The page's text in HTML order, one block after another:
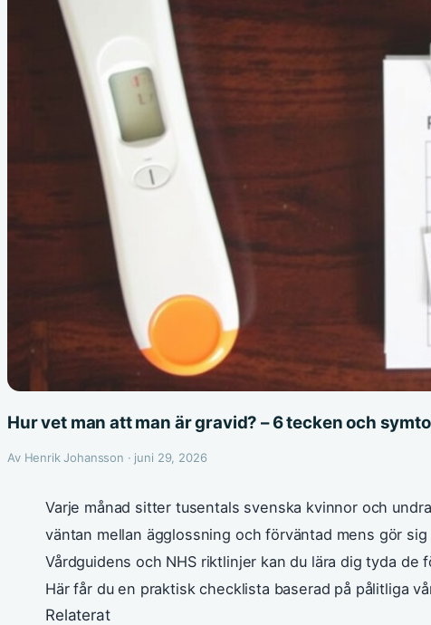
Hur vet man att man är gravid? – 6 tecken och
Av Henrik Johansson · juni 29, 2026
Varje månad sitter tusentals svenska kvinnor och
väntan mellan ägglossning och förväntad mens gör
Vårdguidens och NHS riktlinjer kan du lära dig tyda
Här får du en praktisk checklista baserad på pålitliga
Relaterat